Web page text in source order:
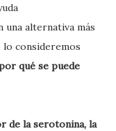
una alternativa más
lo consideremos
qué se puede
de la serotonina, la